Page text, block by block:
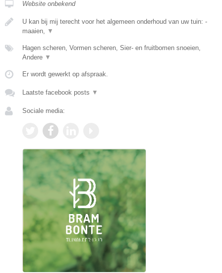
Website onbekend
U kan bij mij terecht voor het algemeen onderhoud van uw tuin: -
maaien, ▼
Hagen scheren, Vormen scheren, Sier- en fruitbomen snoeien,
Andere ▼
Er wordt gewerkt op afspraak.
Laatste facebook posts ▼
Sociale media: